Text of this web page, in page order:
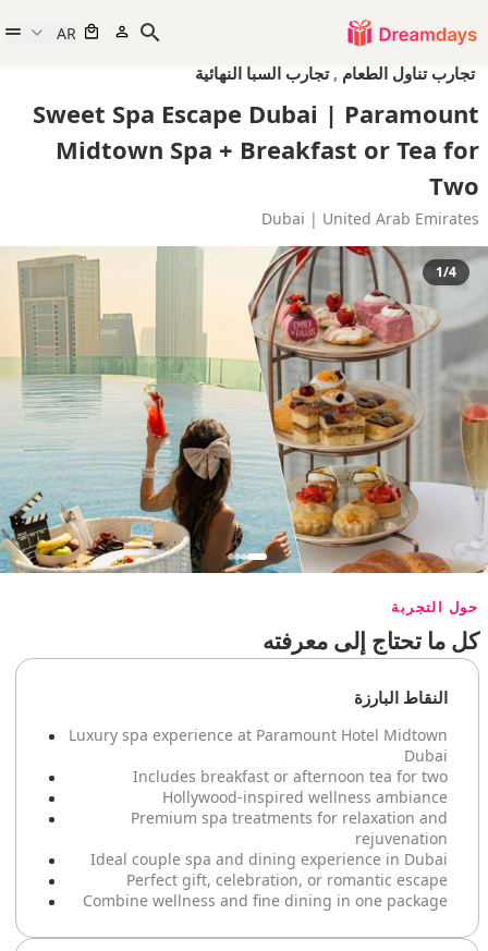
AR
تجارب تناول الطعام, تجارب السبا النهائية
Sweet Spa Escape Dubai | Paramount
Midtown Spa + Breakfast or Tea for
Two
Dubai | United Arab Emirates
1/4
حول التجربة
كل ما تحتاج إلى معرفته
النقاط البارزة
Luxury spa experience at Paramount Hotel Midtown
Dubai
Includes breakfast or afternoon tea for two
Hollywood-inspired wellness ambiance
Premium spa treatments for relaxation and
rejuvenation
Ideal couple spa and dining experience in Dubai
Perfect gift, celebration, or romantic escape
Combine wellness and fine dining in one package